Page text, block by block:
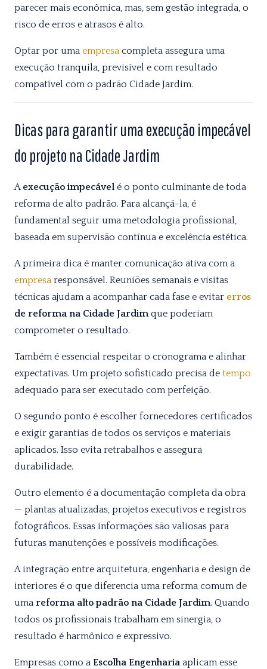
parecer mais econômica, mas, sem gestão integrada, o
risco de erros e atrasos é alto.
Optar por uma empresa completa assegura uma
execução tranquila, previsível e com resultado
compatível com o padrão Cidade Jardim.
Dicas para garantir uma execução impecável
do projeto na Cidade Jardim
A execução impecável é o ponto culminante de toda
reforma de alto padrão. Para alcançá-la, é
fundamental seguir uma metodologia profissional,
baseada em supervisão contínua e excelência estética.
A primeira dica é manter comunicação ativa com a
empresa responsável. Reuniões semanais e visitas
técnicas ajudam a acompanhar cada fase e evitar erros
de reforma na Cidade Jardimque poderiam
comprometer o resultado.
Também é essencial respeitar o cronograma e alinhar
expectativas. Um projeto sofisticado precisa de tempo
adequado para ser executado com perfeição.
O segundo ponto é escolher fornecedores certificados
e exigir garantias de todos os serviços e materiais
aplicados. Isso evita retrabalhos e assegura
durabilidade.
Outro elemento é a documentação completa da obra
— plantas atualizadas, projetos executivos e registros
fotográficos. Essas informações são valiosas para
futuras manutenções e possíveis modificações.
A integração entre arquitetura, engenharia e design de
interiores é o que diferencia uma reforma comum de
uma reforma alto padrão na Cidade Jardim. Quando
todos os profissionais trabalham em sinergia, o
resultado é harmônico e expressivo.
Empresas como a Escolha Engenharia aplicam esse